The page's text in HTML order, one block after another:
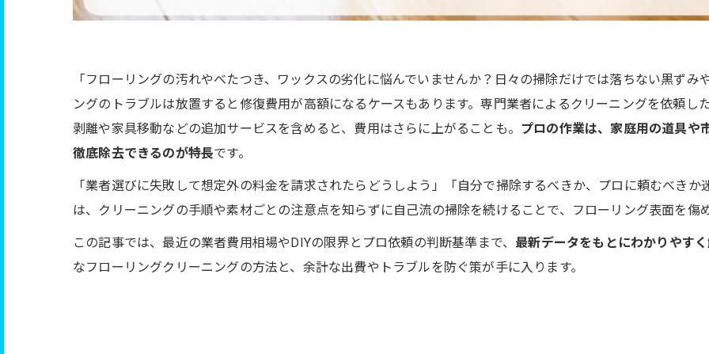
「フローリングの汚れやべたつき、ワックスの劣化に悩んでいませんか？日々の掃除だけでは落ちない黒ず
ングのトラブルは放置すると修復費用が高額になるケースもあります。専門業者によるクリーニングを依頼し
剥離や家具移動などの追加サービスを含めると、費用はさらに上がることも。 プロの作業は、家庭用の道具や
徹底除去できるのが特長です。
「業者選びに失敗して想定外の料金を請求されたらどうしよう」「自分で掃除するべきか、プロに頼むべき
は、クリーニングの手順や素材ごとの注意点を知らずに自己流の掃除を続けることで、フローリング表面を傷
この記事では、最近の業者費用相場やDIYの限界とプロ依頼の判断基準まで、 最新データをもとにわかりやす
なフローリングクリーニングの方法と、余計な出費やトラブルを防ぐ策が手に入ります。